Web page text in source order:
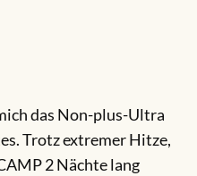
das Non-plus-Ultra
Trotz extremer Hitze,
2 Nächte lang